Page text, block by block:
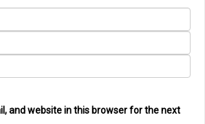
and website in this browser for the next